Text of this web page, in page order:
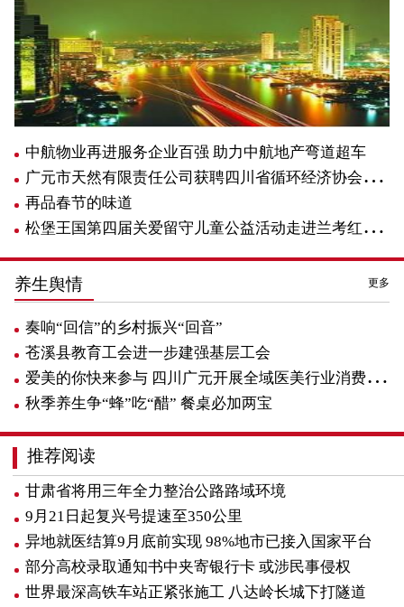
中航物业再进服务企业百强 助力中航地产弯道超车
广元市天然有限责任公司获聘四川省循环经济协会副会长单位
再品春节的味道
松堡王国第四届关爱留守儿童公益活动走进兰考红色教育基地
养生舆情 更多
奏响“回信”的乡村振兴“回音”
苍溪县教育工会进一步建强基层工会
爱美的你快来参与 四川广元开展全域医美行业消费调查
秋季养生争“蜂”吃“醋” 餐桌必加两宝
推荐阅读
甘肃省将用三年全力整治公路路域环境
9月21日起复兴号提速至350公里
异地就医结算9月底前实现 98%地市已接入国家平台
部分高校录取通知书中夹寄银行卡 或涉民事侵权
世界最深高铁车站正紧张施工 八达岭长城下打隧道